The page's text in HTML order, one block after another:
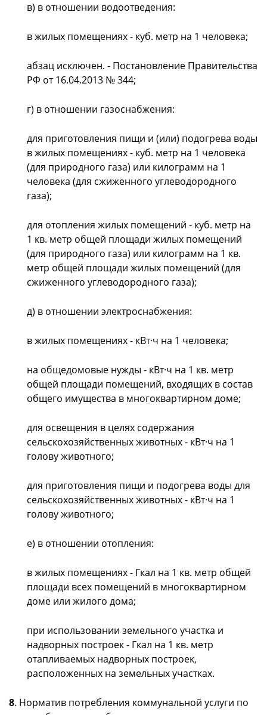
в) в отношении водоотведения:
в жилых помещениях - куб. метр на 1 человека;
абзац исключен. - Постановление Правительства
РФ от 16.04.2013 № 344;
г) в отношении газоснабжения:
для приготовления пищи и (или) подогрева воды
в жилых помещениях - куб. метр на 1 человека
(для природного газа) или килограмм на 1
человека (для сжиженного углеводородного
газа);
для отопления жилых помещений - куб. метр на
1 кв. метр общей площади жилых помещений
(для природного газа) или килограмм на 1 кв.
метр общей площади жилых помещений (для
сжиженного углеводородного газа);
д) в отношении электроснабжения:
в жилых помещениях - кВт·ч на 1 человека;
на общедомовые нужды - кВт·ч на 1 кв. метр
общей площади помещений, входящих в состав
общего имущества в многоквартирном доме;
для освещения в целях содержания
сельскохозяйственных животных - кВт·ч на 1
голову животного;
для приготовления пищи и подогрева воды для
сельскохозяйственных животных - кВт·ч на 1
голову животного;
е) в отношении отопления:
в жилых помещениях - Гкал на 1 кв. метр общей
площади всех помещений в многоквартирном
доме или жилого дома;
при использовании земельного участка и
надворных построек - Гкал на 1 кв. метр
отапливаемых надворных построек,
расположенных на земельных участках.
8. Норматив потребления коммунальной услуги по